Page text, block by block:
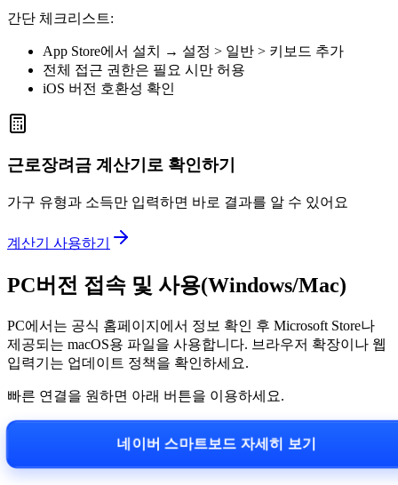
간단 체크리스트:
App Store에서 설치 → 설정 > 일반 > 키보드 추가
전체 접근 권한은 필요 시만 허용
iOS 버전 호환성 확인
근로장려금 계산기로 확인하기
가구 유형과 소득만 입력하면 바로 결과를 알 수 있어요
계산기 사용하기
PC버전 접속 및 사용(Windows/Mac)
PC에서는 공식 홈페이지에서 정보 확인 후 Microsoft Store나
제공되는 macOS용 파일을 사용합니다. 브라우저 확장이나 웹
입력기는 업데이트 정책을 확인하세요.
빠른 연결을 원하면 아래 버튼을 이용하세요.
네이버 스마트보드 자세히 보기